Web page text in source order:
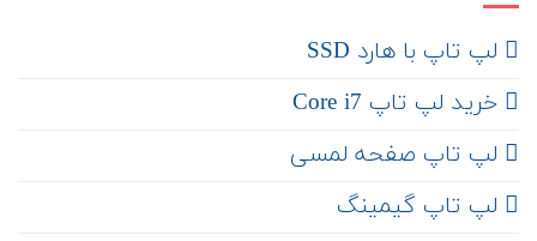
لپ تاپ با هارد SSD
خرید لپ تاپ Core i7
لپ تاپ صفحه لمسی
لپ تاپ گیمینگ